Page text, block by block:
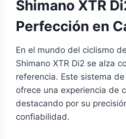
Shimano XTR
Perfección en
En el mundo del ciclismo
Shimano XTR Di2 se alza
referencia. Este sistema
ofrece una experiencia de
destacando por su
confiabilidad.